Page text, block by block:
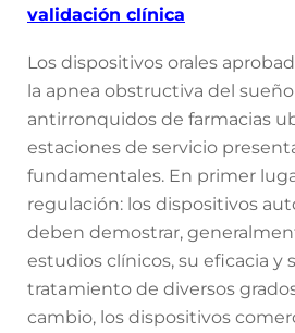
validación clínica
Los dispositivos orales
la apnea obstructiva del sueño
antirronquidos de farmacias
estaciones de servicio
fundamentales. En primer
regulación: los dispositivos
deben demostrar,
estudios clínicos, su eficacia y
tratamiento de diversos
cambio, los dispositivos